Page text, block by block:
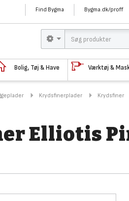
Find Bygma Bygma.dk/proff
Bolig, Tøj & Have Værktøj &
Krydsfinerplader Krydsfiner
Elliotis